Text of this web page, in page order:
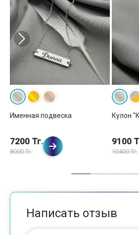
Именная подвеска
7200 Тг.
8000 Тг.
Кулон
9100
10400 Тг.
Написать отзыв